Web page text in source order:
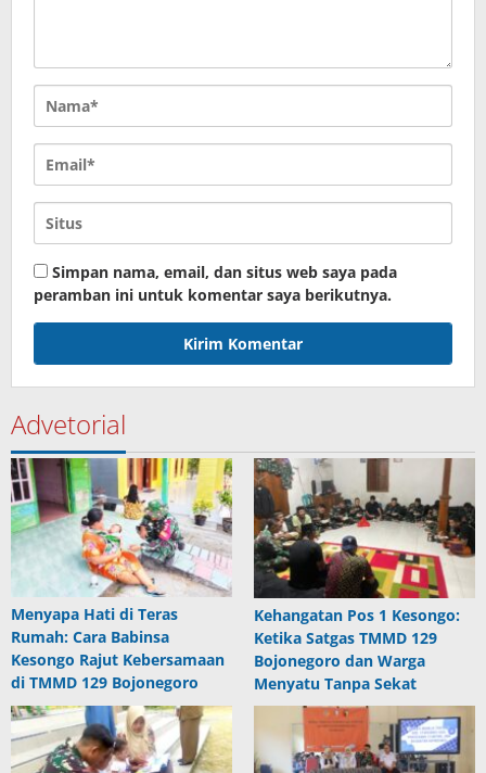
Simpan nama, email, dan situs web saya pada
peramban ini untuk komentar saya berikutnya.
Advetorial
Menyapa Hati di Teras
Rumah: Cara Babinsa
Kesongo Rajut Kebersamaan
di TMMD 129 Bojonegoro
Kehangatan Pos 1 Kesongo:
Ketika Satgas TMMD 129
Bojonegoro dan Warga
Menyatu Tanpa Sekat